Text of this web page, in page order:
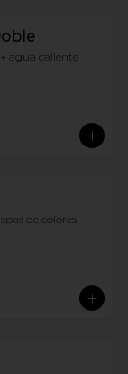
agua caliente
de colores